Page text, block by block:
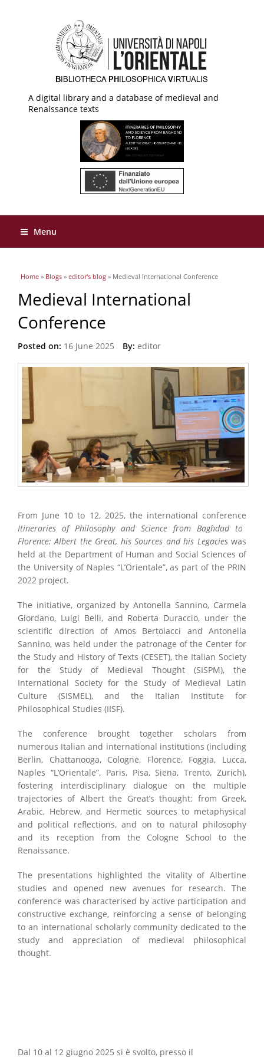
A digital library and a database of medieval and
Renaissance texts
Menu
You are here
Home » Blogs » editor's blog » Medieval International Conference
Medieval International
Conference
Posted on: 16 June 2025 By: editor
From June 10 to 12, 2025, the international conference
Itineraries of Philosophy and Science from Baghdad to
Florence: Albert the Great, his Sources and his Legacieswas
held at the Department of Human and Social Sciences of
the University of Naples “L’Orientale”, as part of the PRIN
2022 project.
The initiative, organized by Antonella Sannino, Carmela
Giordano, Luigi Belli, and Roberta Duraccio, under the
scientific direction of Amos Bertolacci and Antonella
Sannino, was held under the patronage of the Center for
the Study and History of Texts (CESET), the Italian Society
for the Study of Medieval Thought (SISPM), the
International Society for the Study of Medieval Latin
Culture (SISMEL), and the Italian Institute for
Philosophical Studies (IISF).
The conference brought together scholars from
numerous Italian and international institutions (including
Berlin, Chattanooga, Cologne, Florence, Foggia, Lucca,
Naples “L’Orientale”, Paris, Pisa, Siena, Trento, Zurich),
fostering interdisciplinary dialogue on the multiple
trajectories of Albert the Great’s thought: from Greek,
Arabic, Hebrew, and Hermetic sources to metaphysical
and political reflections, and on to natural philosophy
and its reception from the Cologne School to the
Renaissance.
The presentations highlighted the vitality of Albertine
studies and opened new avenues for research. The
conference was characterised by active participation and
constructive exchange, reinforcing a sense of belonging
to an international scholarly community dedicated to the
study and appreciation of medieval philosophical
thought.
Dal 10 al 12 giugno 2025 si è svolto, presso il